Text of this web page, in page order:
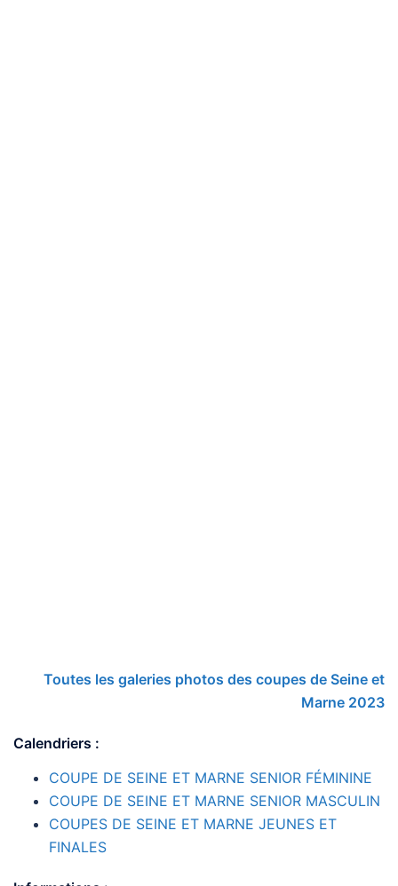
Toutes les galeries photos des coupes de Seine et
Marne 2023
Calendriers :
COUPE DE SEINE ET MARNE SENIOR FÉMININE
COUPE DE SEINE ET MARNE SENIOR MASCULIN
COUPES DE SEINE ET MARNE JEUNES ET
FINALES